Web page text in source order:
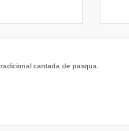
cantada de pasqua.